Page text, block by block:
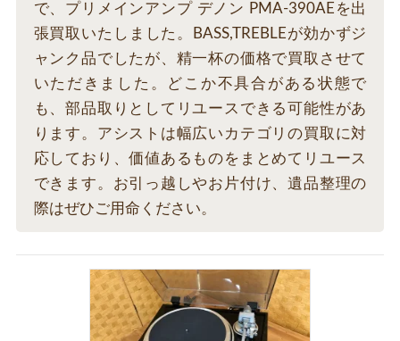
で、プリメインアンプ デノン PMA-390AEを出
張買取いたしました。BASS,TREBLEが効かずジ
ャンク品でしたが、精一杯の価格で買取させて
いただきました。どこか不具合がある状態で
も、部品取りとしてリユースできる可能性があ
ります。アシストは幅広いカテゴリの買取に対
応しており、価値あるものをまとめてリユース
できます。お引っ越しやお片付け、遺品整理の
際はぜひご用命ください。